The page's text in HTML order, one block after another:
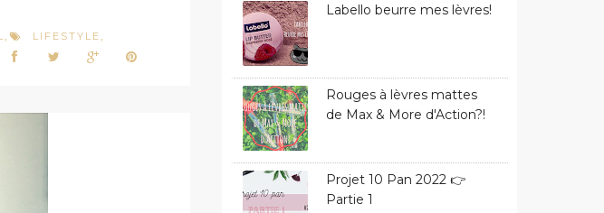
LIFESTYLE
Labello beurre mes lèvres!
Rouges à lèvres mattes
de Max & More d'Action?!
Projet 10 Pan 2022 👉
Partie 1